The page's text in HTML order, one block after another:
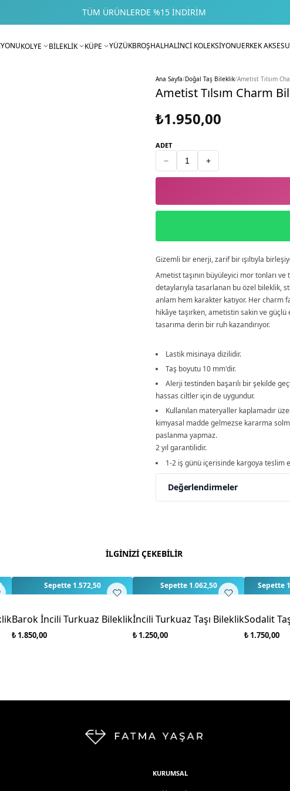
TÜM ÜRÜNLERDE %15 İNDIRIM
KOLYE BİLEKLİK KÜPE YÜZÜKBROŞHALHALİNCİ KOLEKSİYONUERKEK
Ana Sayfa/Doğal Taş Bileklik/Ametist Tılsım
Ametist Tılsım Charm
₺1.950,00
ADET
− +
Gizemli bir enerji, zarif bir ışıltıyla
Ametist taşının büyüleyici mor tonları ve
detaylarıyla tasarlanan bu özel bileklik,
anlam hem karakter katıyor. Her charm
hikâye taşırken, ametistin sakin ve güçlü
tasarıma derin bir ruh kazandırıyor.
Lastik misinaya dizilidir.
Taş boyutu 10 mm'dir.
Alerji testinden başarılı bir şekilde
hassas ciltler için de uygundur.
Kullanılan materyaller kaplamadır
kimyasal madde gelmezse kararma
paslanma yapmaz.
2 yıl garantilidir.
1-2 iş günü içerisinde kargoya teslim
Değerlendirmeler
Bu ürün için henüz
İLGİNİZİ ÇEKEBİLİR
Sepette 1.572,50
Barok İncili Turkuaz Bileklik
₺ 1.850,00
Sepette 1.062,50
İncili Turkuaz Taşı Bileklik
₺ 1.250,00
Sepette
Sodalit
₺ 1.750,00
KURUMSAL